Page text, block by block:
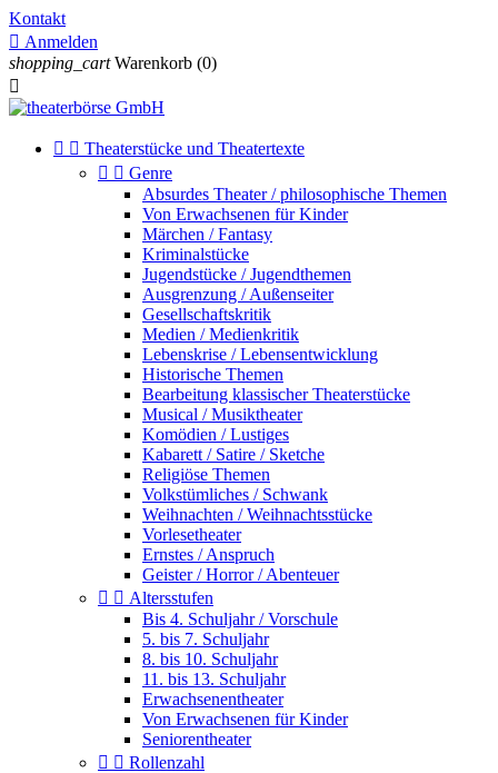
Kontakt
 Anmelden
shopping_cart Warenkorb (0)

  Theaterstücke und Theatertexte
  Genre
Absurdes Theater / philosophische Themen
Von Erwachsenen für Kinder
Märchen / Fantasy
Kriminalstücke
Jugendstücke / Jugendthemen
Ausgrenzung / Außenseiter
Gesellschaftskritik
Medien / Medienkritik
Lebenskrise / Lebensentwicklung
Historische Themen
Bearbeitung klassischer Theaterstücke
Musical / Musiktheater
Komödien / Lustiges
Kabarett / Satire / Sketche
Religiöse Themen
Volkstümliches / Schwank
Weihnachten / Weihnachtsstücke
Vorlesetheater
Ernstes / Anspruch
Geister / Horror / Abenteuer
  Altersstufen
Bis 4. Schuljahr / Vorschule
5. bis 7. Schuljahr
8. bis 10. Schuljahr
11. bis 13. Schuljahr
Erwachsenentheater
Von Erwachsenen für Kinder
Seniorentheater
  Rollenzahl